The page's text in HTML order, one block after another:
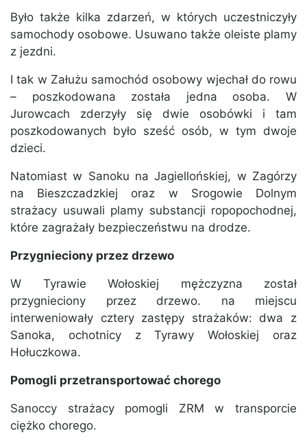
Było także kilka zdarzeń, w których uczestniczyły
samochody osobowe. Usuwano także oleiste plamy
z jezdni.
I tak w Załużu samochód osobowy wjechał do rowu
– poszkodowana została jedna osoba. W
Jurowcach zderzyły się dwie osobówki i tam
poszkodowanych było sześć osób, w tym dwoje
dzieci.
Natomiast w Sanoku na Jagiellońskiej, w Zagórzy
na Bieszczadzkiej oraz w Srogowie Dolnym
strażacy usuwali plamy substancji ropopochodnej,
które zagrażały bezpieczeństwu na drodze.
Przygnieciony przez drzewo
W Tyrawie Wołoskiej mężczyzna został
przygnieciony przez drzewo. na miejscu
interweniowały cztery zastępy strażaków: dwa z
Sanoka, ochotnicy z Tyrawy Wołoskiej oraz
Hołuczkowa.
Pomogli przetransportować chorego
Sanoccy strażacy pomogli ZRM w transporcie
ciężko chorego.